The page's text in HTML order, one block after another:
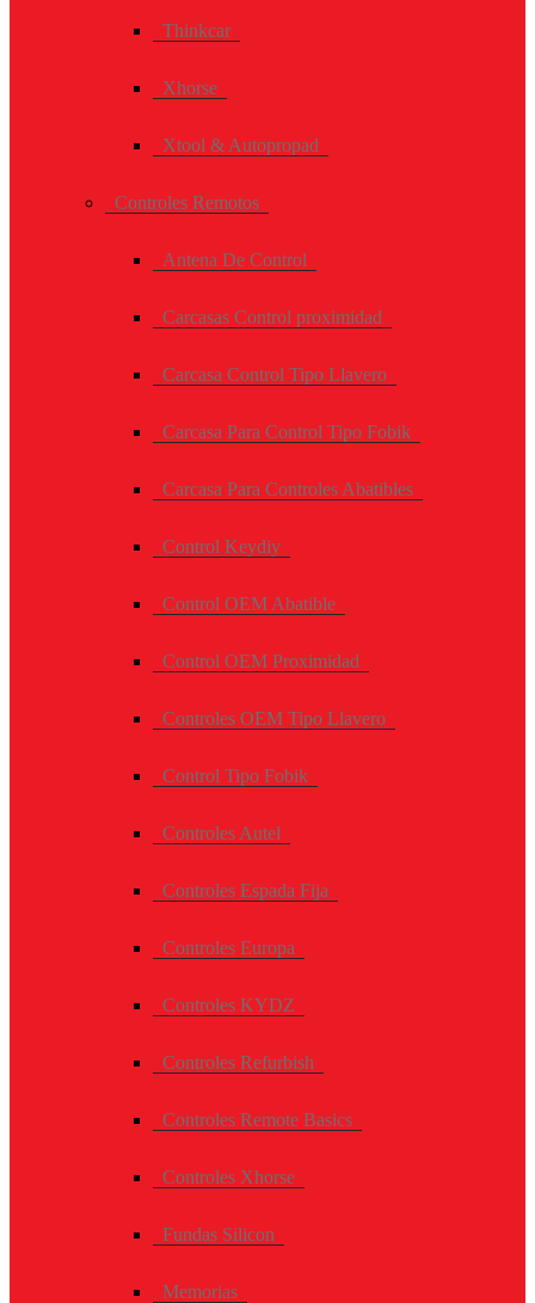
Thinkcar
Xhorse
Xtool & Autopropad
Controles Remotos
Antena De Control
Carcasas Control proximidad
Carcasa Control Tipo Llavero
Carcasa Para Control Tipo Fobik
Carcasa Para Controles Abatibles
Control Keydiy
Control OEM Abatible
Control OEM Proximidad
Controles OEM Tipo Llavero
Control Tipo Fobik
Controles Autel
Controles Espada Fija
Controles Europa
Controles KYDZ
Controles Refurbish
Controles Remote Basics
Controles Xhorse
Fundas Silicon
Memorias